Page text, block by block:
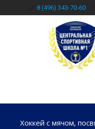
8 (496) 343-70-60
Хоккей с мячом,